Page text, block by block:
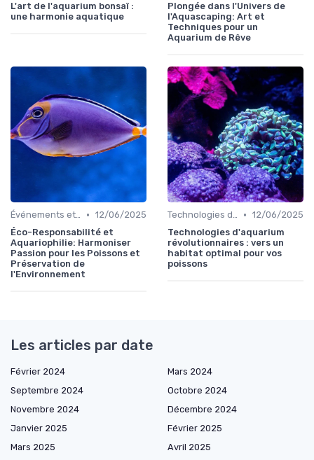
L'art de l'aquarium bonsaï :
une harmonie aquatique
Plongée dans l'Univers de
l'Aquascaping: Art et
Techniques pour un
Aquarium de Rêve
Événements et expositions • 12/06/2025
Éco-Responsabilité et
Aquariophilie: Harmoniser
Passion pour les Poissons et
Préservation de
l'Environnement
Technologies d'aquarium • 12/06/2025
Technologies d'aquarium
révolutionnaires : vers un
habitat optimal pour vos
poissons
Les articles par date
Février 2024
Mars 2024
Septembre 2024
Octobre 2024
Novembre 2024
Décembre 2024
Janvier 2025
Février 2025
Mars 2025
Avril 2025